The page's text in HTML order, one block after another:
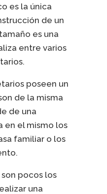
es la única
de un
es una
entre varios
poseen un
de la misma
de una
en el mismo los
familiar o los
pocos los
una